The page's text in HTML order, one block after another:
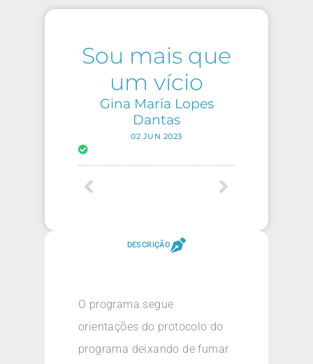
Sou mais que
um vício
Gina Maria Lopes
Dantas
02 JUN 2023
DESCRIÇÃO
O programa segue
orientações do protocolo do
programa deixando de fumar